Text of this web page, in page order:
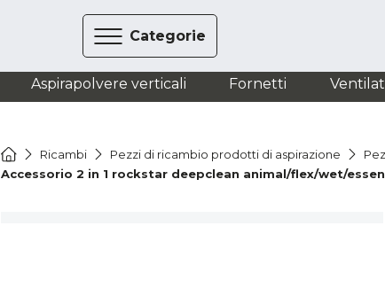
Categorie
Aspirapolvere verticali Fornetti
Ricambi Pezzi di ricambio prodotti di aspirazione
Accessorio 2 in 1 rockstar deepclean animal/flex/wet/